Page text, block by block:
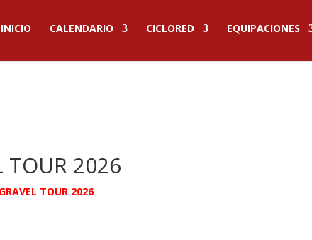
INICIO CALENDARIO CICLORED EQUIPACIONES
TOUR 2026
TOUR 2026